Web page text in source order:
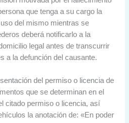
que tenga a su cargo la
del mismo mientras se
deberá notificarlo a la
legal antes de transcurrir
a la defunción del causante.
del permiso o licencia de
que se determinan en el
citado permiso o licencia, así
la anotación de: «En poder